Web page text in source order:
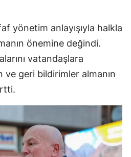
yönetim anlayışıyla halkla
önemine değindi.
vatandaşlara
ve geri bildirimler almanın